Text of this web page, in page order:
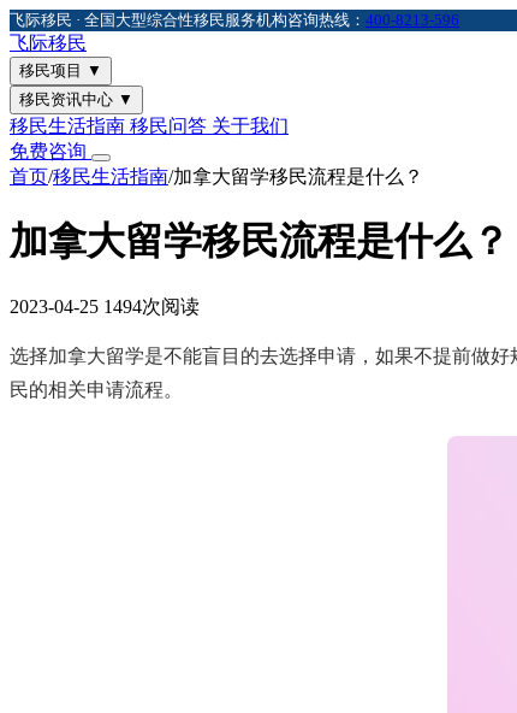
飞际移民 · 全国大型综合性移民服务机构咨询热线： 400-8213-596
飞际移民
移民项目 ▼
移民资讯中心 ▼
移民生活指南 移民问答 关于我们
免费咨询
首页/移民生活指南/加拿大留学移民流程是什么？
加拿大留学移民流程是什么？
2023-04-25 1494次阅读
选择加拿大留学是不能盲目的去选择申请，如果不提前做
民的相关申请流程。